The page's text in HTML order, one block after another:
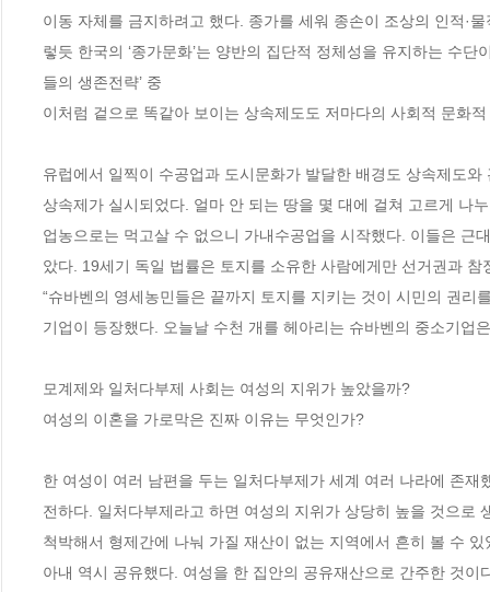
이동 자체를 금지하려고 했다. 종가를 세워 종손이 조상의 인적·
렇듯 한국의 ‘종가문화’는 양반의 집단적 정체성을 유지하는 수
들의 생존전략’ 중
이처럼 겉으로 똑같아 보이는 상속제도도 저마다의 사회적 문화
유럽에서 일찍이 수공업과 도시문화가 발달한 배경도 상속제도
상속제가 실시되었다. 얼마 안 되는 땅을 몇 대에 걸쳐 고르게 나
업농으로는 먹고살 수 없으니 가내수공업을 시작했다. 이들은 근
았다. 19세기 독일 법률은 토지를 소유한 사람에게만 선거권과
“슈바벤의 영세농민들은 끝까지 토지를 지키는 것이 시민의 권
기업이 등장했다. 오늘날 수천 개를 헤아리는 슈바벤의 중소기
모계제와 일처다부제 사회는 여성의 지위가 높았을까?
여성의 이혼을 가로막은 진짜 이유는 무엇인가?
한 여성이 여러 남편을 두는 일처다부제가 세계 여러 나라에 존
전하다. 일처다부제라고 하면 여성의 지위가 상당히 높을 것으로
척박해서 형제간에 나눠 가질 재산이 없는 지역에서 흔히 볼 수
아내 역시 공유했다. 여성을 한 집안의 공유재산으로 간주한 것